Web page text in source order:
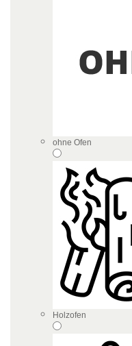
ohne Ofen
Holzofen